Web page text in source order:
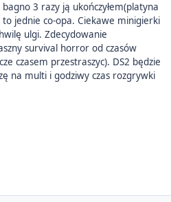
3 razy ją ukończyłem(platyna
jednie co-opa. Ciekawe minigierki
ulgi. Zdecydowanie
survival horror od czasów
czasem przestraszyc). DS2 będzie
na multi i godziwy czas rozgrywki